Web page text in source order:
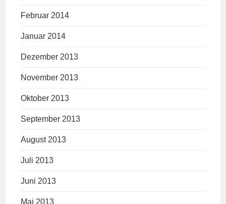
Februar 2014
Januar 2014
Dezember 2013
November 2013
Oktober 2013
September 2013
August 2013
Juli 2013
Juni 2013
Mai 2013